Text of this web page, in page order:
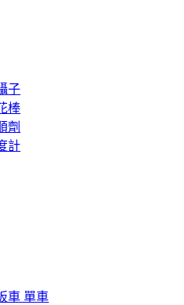
子
棒
劑
計
車 單車